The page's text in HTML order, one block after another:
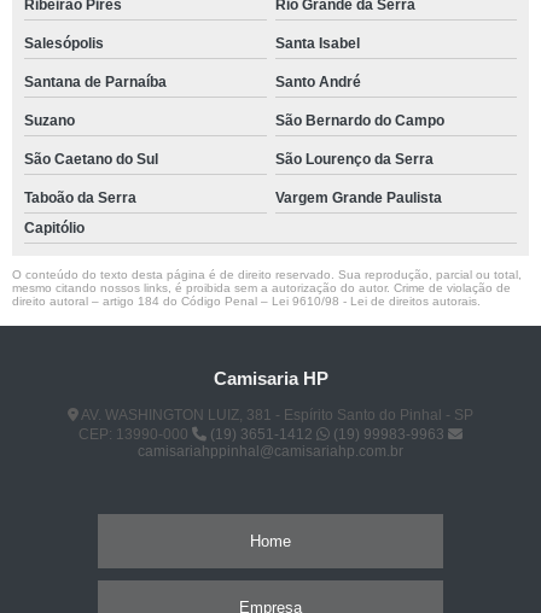
Ribeirão Pires Rio Grande da Serra
Salesópolis Santa Isabel
Santana de Parnaíba Santo André
Suzano São Bernardo do Campo
São Caetano do Sul São Lourenço da Serra
Taboão da Serra
Vargem Grande Paulista
Capitólio
O conteúdo do texto desta página é de direito reservado. Sua reprodução, parcial ou total,
mesmo citando nossos links, é proibida sem a autorização do autor. Crime de violação de
direito autoral – artigo 184 do Código Penal – Lei 9610/98 - Lei de direitos autorais
Camisaria HP
AV. WASHINGTON LUIZ, 381 - Espírito Santo do Pinhal - SP
CEP: 13990-000
(19) 3651-1412
(19) 99983-9963
camisariahppinhal@camisariahp.com.br
Home
Empresa